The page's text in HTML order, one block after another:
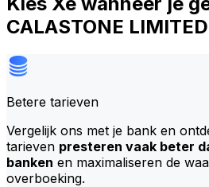
CALASTONE LIMITED
Betere tarieven
Vergelijk ons met je bank en
tarieven presteren vaak beter
banken en maximaliseren de
overboeking.